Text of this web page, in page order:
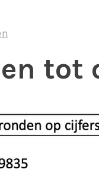
tot